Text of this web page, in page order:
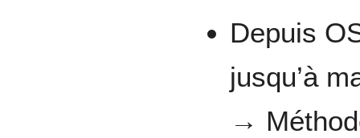
Depuis
jusqu’à
→